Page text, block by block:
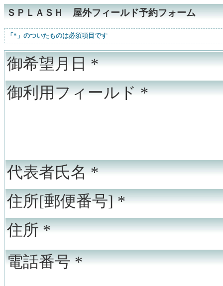
ＳＰＬＡＳＨ 屋外フィールド予約フォーム
「*」のついたものは必須項目です
御希望月日*
御利用フィールド*
代表者氏名*
住所[郵便番号]*
住所*
電話番号*